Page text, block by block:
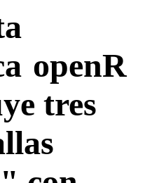
openR
tres